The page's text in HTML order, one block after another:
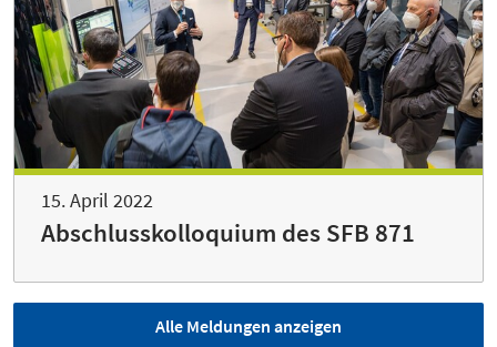
15. April 2022
Abschlusskolloquium des SFB 871
Alle Meldungen anzeigen